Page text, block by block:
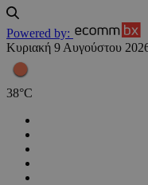
Powered by:
Κυριακή 9 Αυγούστου
38°C